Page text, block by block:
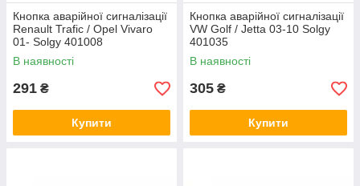
Кнопка аварійної сигналізації
Renault Trafic / Opel Vivaro
01- Solgy 401008
В наявності
291 ₴
Купити
Кнопка аварійної сигналізації
VW Golf / Jetta 03-10 Solgy
401035
В наявності
305 ₴
Купити